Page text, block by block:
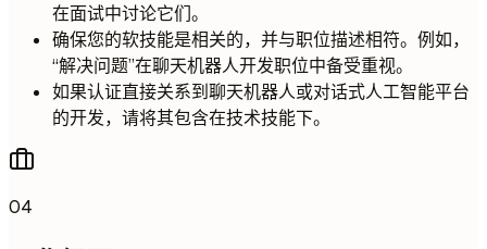
在面试中讨论它们。
确保您的软技能是相关的，并与职位描述相符。例如，
“解决问题”在聊天机器人开发职位中备受重视。
如果认证直接关系到聊天机器人或对话式人工智能平台
的开发，请将其包含在技术技能下。
04